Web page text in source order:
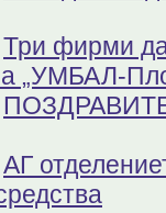
Три фирми
„УМБАЛ-
АГ